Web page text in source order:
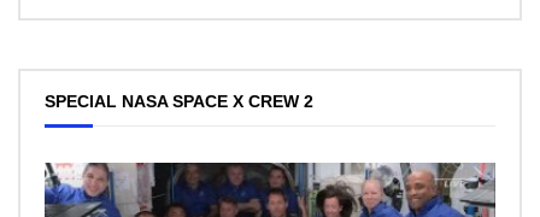
SPECIAL NASA SPACE X CREW 2